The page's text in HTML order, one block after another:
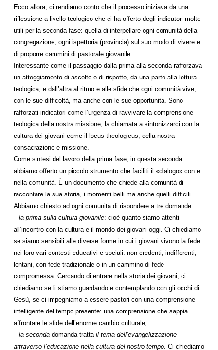
Ecco allora, ci rendiamo conto che il processo iniziava da una
riflessione a livello teologico che ci ha offerto degli indicatori molto
utili per la seconda fase: quella di interpellare ogni comunità della
congregazione, ogni ispettoria (provincia) sul suo modo di vivere e
di proporre cammini di pastorale giovanile.
Interessante come il passaggio dalla prima alla seconda rafforzava
un atteggiamento di ascolto e di rispetto, da una parte alla lettura
teologica, e dall’altra al ritmo e alle sfide che ogni comunità vive,
con le sue difficoltà, ma anche con le sue opportunità. Sono
rafforzati indicatori come l’urgenza di ravvivare la comprensione
teologica della nostra missione, la chiamata a sintonizzarci con la
cultura dei giovani come il locus theologicus, della nostra
consacrazione e missione.
Come sintesi del lavoro della prima fase, in questa seconda
abbiamo offerto un piccolo strumento che faciliti il «dialogo» con e
nella comunità. È un documento che chiede alla comunità di
raccontare la sua storia, i momenti belli ma anche quelli difficili.
Abbiamo chiesto ad ogni comunità di rispondere a tre domande:
–la prima sulla cultura giovanile: cioè quanto siamo attenti
all’incontro con la cultura e il mondo dei giovani oggi. Ci chiediamo
se siamo sensibili alle diverse forme in cui i giovani vivono la fede
nei loro vari contesti educativi e sociali: non credenti, indifferenti,
lontani, con fede tradizionale o in un cammino di fede
compromessa. Cercando di entrare nella storia dei giovani, ci
chiediamo se li stiamo guardando e contemplando con gli occhi di
Gesù, se ci impegniamo a essere pastori con una comprensione
intelligente del tempo presente: una comprensione che sappia
affrontare le sfide dell’enorme cambio culturale;
– la seconda domanda tratta il tema dell’evangelizzazione
attraverso l’educazione nella cultura del nostro tempo. Ci chiediamo